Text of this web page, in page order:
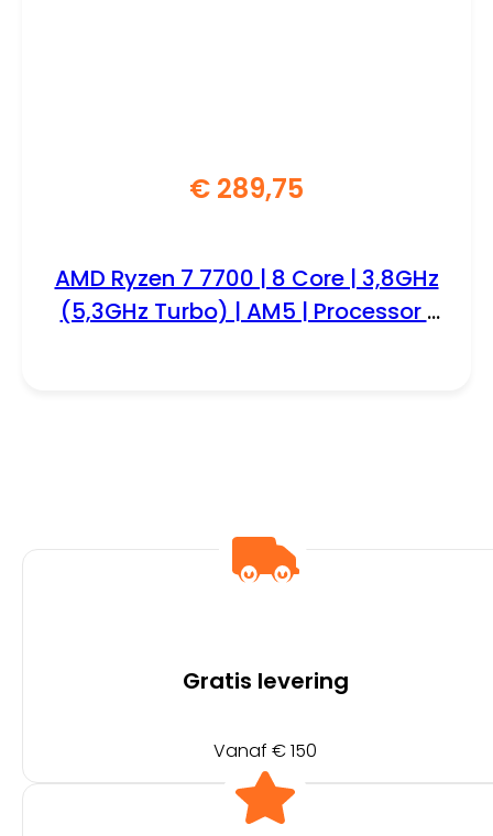
€ 289,75
AMD Ryzen 7 7700 | 8 Core | 3,8GHz
(5,3GHz Turbo) | AM5 | Processor |
Gratis levering
Vanaf € 150